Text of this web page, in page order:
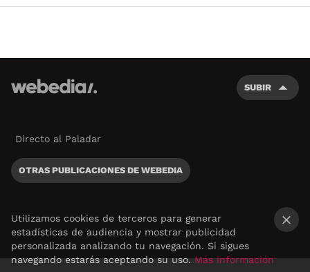
SUBIR
Directo al Paladar
OTRAS PUBLICACIONES DE WEBEDIA
Utilizamos cookies de terceros para generar
estadísticas de audiencia y mostrar publicidad
personalizada analizando tu navegación. Si sigues
navegando estarás aceptando su uso.Más información